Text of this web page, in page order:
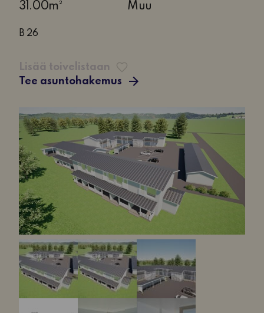
ja
31.00m² Muu
B 26
Lisää toivelistaan
Tee asuntohakemus